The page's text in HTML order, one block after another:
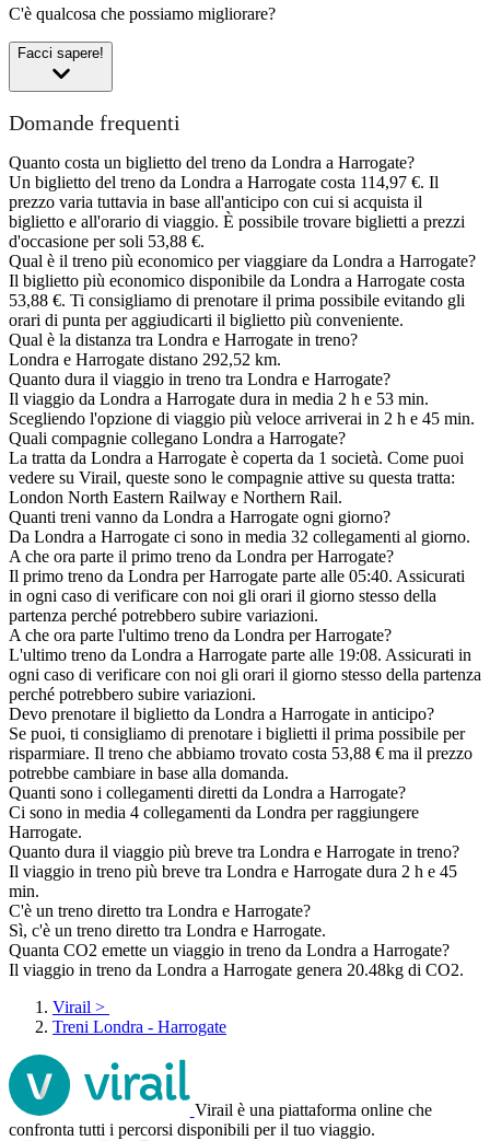
C'è qualcosa che possiamo migliorare?
Facci sapere!
Domande frequenti
Quanto costa un biglietto del treno da Londra a Harrogate?
Un biglietto del treno da Londra a Harrogate costa 114,97 €. Il
prezzo varia tuttavia in base all'anticipo con cui si acquista il
biglietto e all'orario di viaggio. È possibile trovare biglietti a prezzi
d'occasione per soli 53,88 €.
Qual è il treno più economico per viaggiare da Londra a Harrogate?
Il biglietto più economico disponibile da Londra a Harrogate costa
53,88 €. Ti consigliamo di prenotare il prima possibile evitando gli
orari di punta per aggiudicarti il biglietto più conveniente.
Qual è la distanza tra Londra e Harrogate in treno?
Londra e Harrogate distano 292,52 km.
Quanto dura il viaggio in treno tra Londra e Harrogate?
Il viaggio da Londra a Harrogate dura in media 2 h e 53 min.
Scegliendo l'opzione di viaggio più veloce arriverai in 2 h e 45 min.
Quali compagnie collegano Londra a Harrogate?
La tratta da Londra a Harrogate è coperta da 1 società. Come puoi
vedere su Virail, queste sono le compagnie attive su questa tratta:
London North Eastern Railway e Northern Rail.
Quanti treni vanno da Londra a Harrogate ogni giorno?
Da Londra a Harrogate ci sono in media 32 collegamenti al giorno.
A che ora parte il primo treno da Londra per Harrogate?
Il primo treno da Londra per Harrogate parte alle 05:40. Assicurati
in ogni caso di verificare con noi gli orari il giorno stesso della
partenza perché potrebbero subire variazioni.
A che ora parte l'ultimo treno da Londra per Harrogate?
L'ultimo treno da Londra a Harrogate parte alle 19:08. Assicurati in
ogni caso di verificare con noi gli orari il giorno stesso della partenza
perché potrebbero subire variazioni.
Devo prenotare il biglietto da Londra a Harrogate in anticipo?
Se puoi, ti consigliamo di prenotare i biglietti il prima possibile per
risparmiare. Il treno che abbiamo trovato costa 53,88 € ma il prezzo
potrebbe cambiare in base alla domanda.
Quanti sono i collegamenti diretti da Londra a Harrogate?
Ci sono in media 4 collegamenti da Londra per raggiungere
Harrogate.
Quanto dura il viaggio più breve tra Londra e Harrogate in treno?
Il viaggio in treno più breve tra Londra e Harrogate dura 2 h e 45
min.
C'è un treno diretto tra Londra e Harrogate?
Sì, c'è un treno diretto tra Londra e Harrogate.
Quanta CO2 emette un viaggio in treno da Londra a Harrogate?
Il viaggio in treno da Londra a Harrogate genera 20.48kg di CO2.
Virail >
Treni Londra - Harrogate
Virail è una piattaforma online che
confronta tutti i percorsi disponibili per il tuo viaggio.